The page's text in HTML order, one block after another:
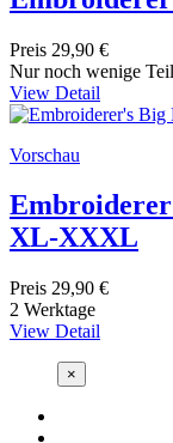
Preis 29,90 €
Nur noch wenige
View Detail
Vorschau
XL-XXXL
Preis 29,90 €
2 Werktage
View Detail
×